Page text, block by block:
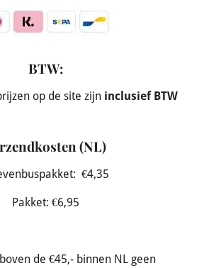
BTW:
op de site zijn inclusief BTW
(NL)
€4,35
Pakket: €6,95
de €45,- binnen NL geen